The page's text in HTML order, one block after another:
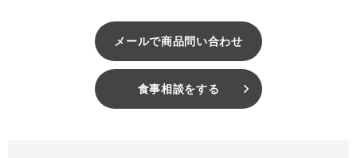
メールで商品問い合わせ
食事相談をする